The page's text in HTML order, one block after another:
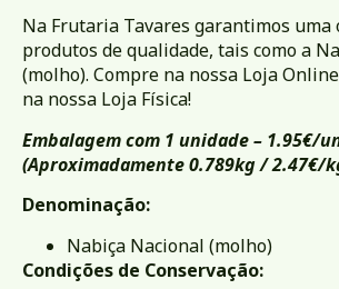
Na Frutaria Tavares garantimos uma
produtos de qualidade, tais como a
(molho). Compre na nossa Loja
na nossa Loja Física!
Embalagem com 1 unidade – 1.95€/
(Aproximadamente 0.789kg / 2.47€/
Denominação:
Nabiça Nacional (molho)
Condições de Conservação: